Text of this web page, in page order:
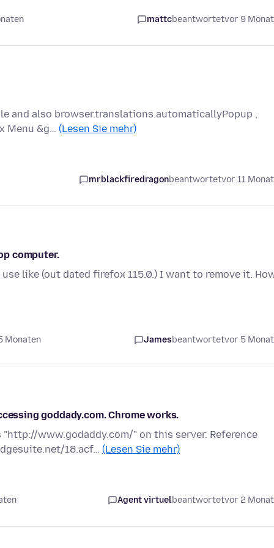
mattcbeantwortetvor 9
and also browser.translations.automaticallyPopup ,
Menu &g… (Lesen Sie mehr)
mrblackfiredragonbeantwortetvor 11
computer.
like (out dated firefox 115.0.) I want to remove it.
Monaten Jamesbeantwortetvor 5
goddady.com. Chrome works.
www.godaddy.com/" on this server. Reference
18.acf… (Lesen Sie mehr)
Agent virtuelbeantwortetvor 2